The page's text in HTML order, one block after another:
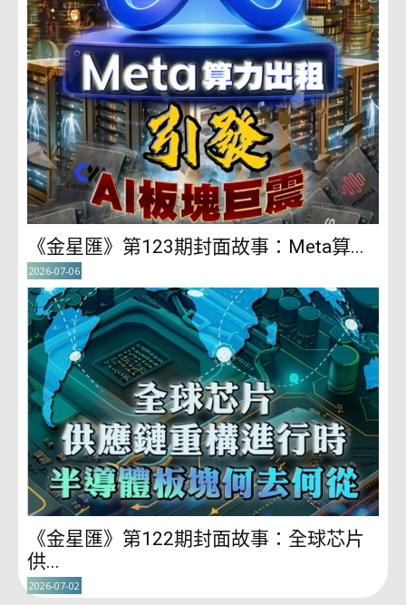
《金星匯》第123期封面故事：Meta算...
2026-07-06
《金星匯》第122期封面故事：全球芯片
供...
2026-07-02